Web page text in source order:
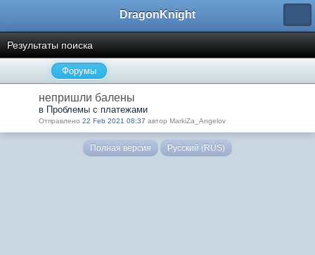
DragonKnight
Результаты поиска
Форумы
непришли балены
в Проблемы с платежами
Отправлено 22 Feb 2021 08:37 автор MarkiZa_Angelov
Полная версия Русский (RUS)